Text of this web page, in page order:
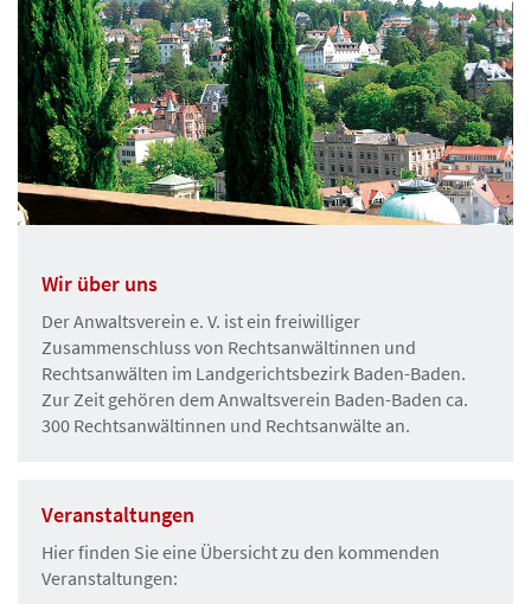
Wir über uns
Der Anwaltsverein e. V. ist ein freiwilliger
Zusammenschluss von Rechtsanwältinnen und
Rechtsanwälten im Landgerichtsbezirk Baden-Baden.
Zur Zeit gehören dem Anwaltsverein Baden-Baden ca.
300 Rechtsanwältinnen und Rechtsanwälte an.
Veranstaltungen
Hier finden Sie eine Übersicht zu den kommenden
Veranstaltungen: